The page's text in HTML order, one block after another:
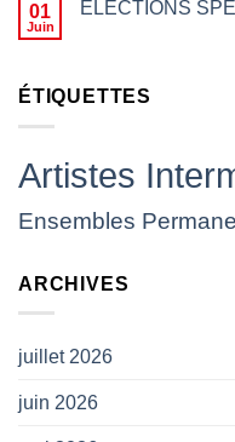
fait
leur
des
01
Juin
ELECTIONS
ÉTIQUETTES
Artistes
Ensembles
ARCHIVES
juillet 2026
juin 2026